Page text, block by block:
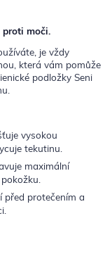
proti moči.
je vždy
která vám pomůže
podložky Seni
vysokou
tekutinu.
maximální
před protečením a